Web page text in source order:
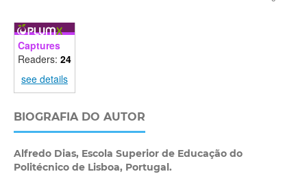
Captures
Readers: 24
see details
BIOGRAFIA DO AUTOR
Alfredo Dias, Escola Superior de Educação do
Politécnico de Lisboa, Portugal.